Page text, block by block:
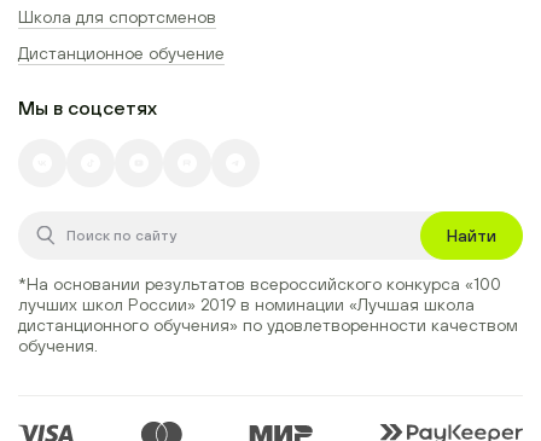
Школа для спортсменов
Дистанционное обучение
Мы в соцсетях
Найти
*На основании результатов всероссийского конкурса «100
лучших школ России» 2019 в номинации «Лучшая школа
дистанционного обучения» по удовлетворенности качеством
обучения.